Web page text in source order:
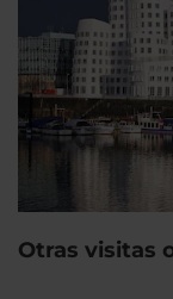
Otras visitas